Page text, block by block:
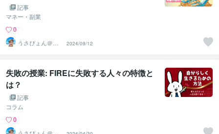
記事
マネー・副業
0
うさぴょん＠癒
し系アラフィフ
心寄り添い人
2024/09/12
失敗の授業: FIREに失敗する人々の特徴と
は？
記事
コラム
0